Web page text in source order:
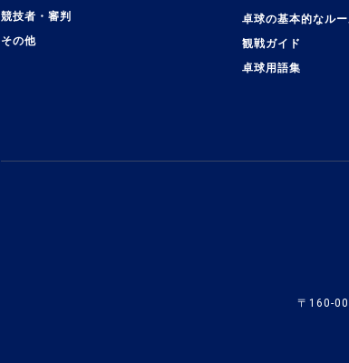
競技者・審判
その他
卓球の基本的なル
観戦ガイド
卓球用語集
〒160-